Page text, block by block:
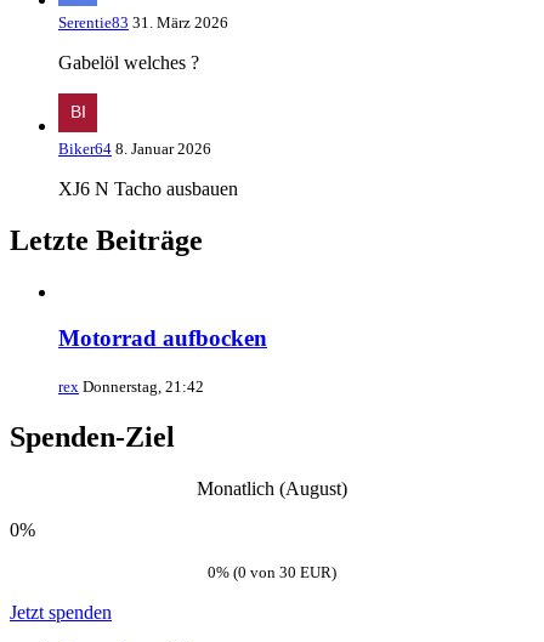
Serentie83 31. März 2026
Gabelöl welches ?
Biker64 8. Januar 2026
XJ6 N Tacho ausbauen
Letzte Beiträge
Motorrad aufbocken
rex Donnerstag, 21:42
Spenden-Ziel
Monatlich (August)
0%
0% (0 von 30 EUR)
Jetzt spenden